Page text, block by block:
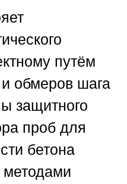
путём
обмеров шага
защитного
проб для
бетона